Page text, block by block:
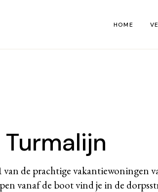
HOME
de prachtige vakantiewoningen
vanaf de boot vind je in de